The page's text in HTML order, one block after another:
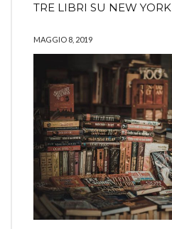
TRE LIBRI SU NEW YORK
MAGGIO 8, 2019